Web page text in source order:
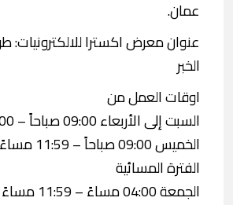
عمان.
عنوان معرض اكسترا للالكترونيات:
الخبر
اوقات العمل من
السبت إلى الأربعاء 09:00 صباحاً – 11:00 مساءً
الخميس 09:00 صباحاً – 11:59 مساءً
الفترة المسائية
الجمعة 04:00 مساءً – 11:59 مساءً